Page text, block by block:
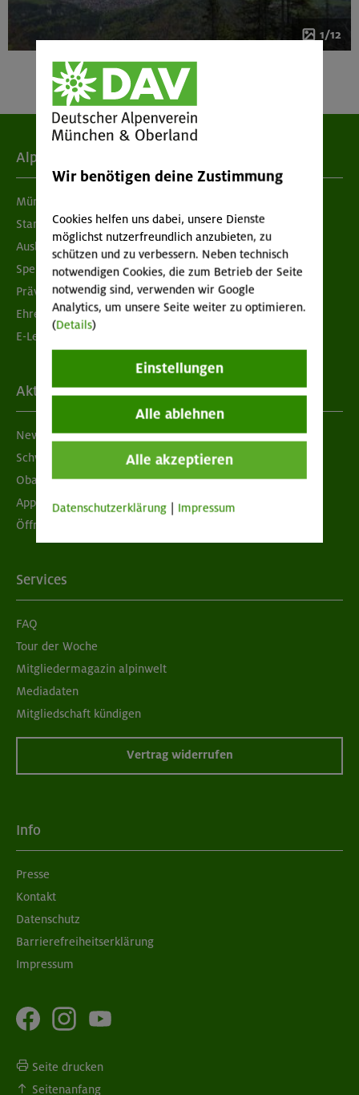
1/12
Alpenverein
München & Oberland
Standorte
Ausbildung & Jobs
Spenden
Prävention sexualisierter Gewalt
Ehrenamtsbörse
E-Learning
Aktuelles
Newsletter
Schwarzes Brett
Obacht geben!
App "Mein DAV+"
Öffnungszeiten
Services
FAQ
Tour der Woche
Mitgliedermagazin alpinwelt
Mediadaten
Mitgliedschaft kündigen
Vertrag widerrufen
Info
Presse
Kontakt
Datenschutz
Barrierefreiheitserklärung
Impressum
Seite drucken
Seitenanfang
Wir benötigen deine Zustimmung
Cookies helfen uns dabei, unsere Dienste
möglichst nutzerfreundlich anzubieten, zu
schützen und zu verbessern. Neben technisch
notwendigen Cookies, die zum Betrieb der Seite
notwendig sind, verwenden wir Google
Analytics, um unsere Seite weiter zu optimieren.
(Details)
Einstellungen
Alle ablehnen
Alle akzeptieren
Datenschutzerklärung Impressum